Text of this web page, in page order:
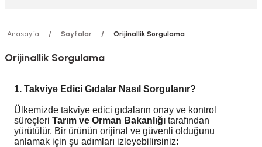
ve Uçucu Yağlar
3...)
Testleri
Anasayfa Sayfalar Orijinallik Sorgulama
Orijinallik Sorgulama
1. Takviye Edici Gıdalar Nasıl Sorgulanır?
Ülkemizde takviye edici gıdaların onay ve kontrol
süreçleri Tarım ve Orman Bakanlığı tarafından
yürütülür. Bir ürünün orijinal ve güvenli olduğunu
anlamak için şu adımları izleyebilirsiniz: